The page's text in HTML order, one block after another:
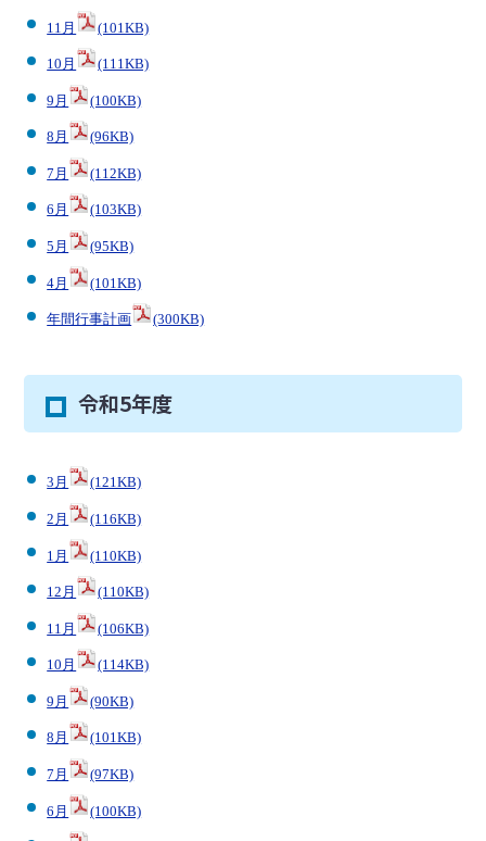
11月 (101KB)
10月 (111KB)
9月 (100KB)
8月 (96KB)
7月 (112KB)
6月 (103KB)
5月 (95KB)
4月 (101KB)
年間行事計画 (300KB)
令和5年度
3月 (121KB)
2月 (116KB)
1月 (110KB)
12月 (110KB)
11月 (106KB)
10月 (114KB)
9月 (90KB)
8月 (101KB)
7月 (97KB)
6月 (100KB)